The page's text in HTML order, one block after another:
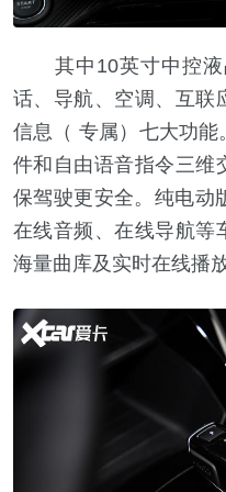
其中10英寸中控液
话、导航、空调、互联
信息（ 专属）七大功
件和自由语音指令三维
保驾驶更安全。纯电动
在线音频、在线导航等
海量曲库及实时在线播